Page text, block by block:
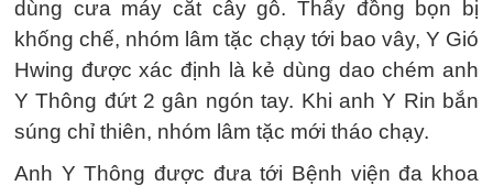
dùng cưa máy cắt cây gỗ. Thấy đồng bọn bị
khống chế, nhóm lâm tặc chạy tới bao vây, Y Gió
Hwing được xác định là kẻ dùng dao chém anh
Y Thông đứt 2 gân ngón tay. Khi anh Y Rin bắn
súng chỉ thiên, nhóm lâm tặc mới tháo chạy.
Anh Y Thông được đưa tới Bệnh viện đa khoa